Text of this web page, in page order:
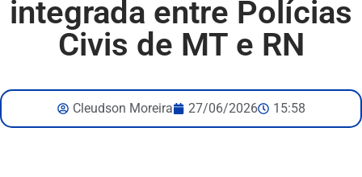
integrada entre Polícias
Civis de MT e RN
Cleudson Moreira 27/06/2026 15:58